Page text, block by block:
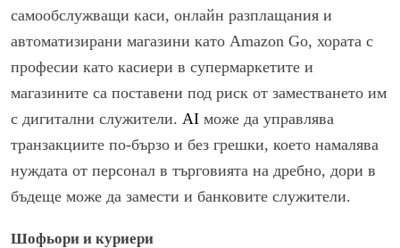
самообслужващи каси, онлайн разплащания и
автоматизирани магазини като Amazon Go, хората с
професии като касиери в супермаркетите и
магазините са поставени под риск от заместването им
с дигитални служители. AI може да управлява
транзакциите по-бързо и без грешки, което намалява
нуждата от персонал в търговията на дребно, дори в
бъдеще може да замести и банковите служители.
Шофьори и куриери